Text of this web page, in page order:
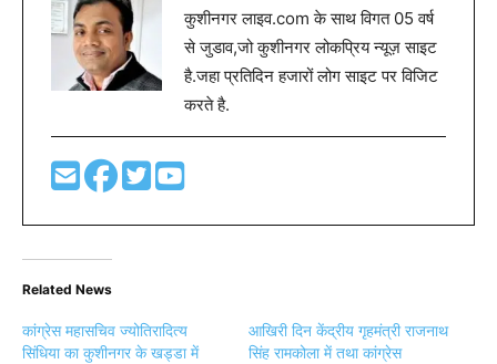
कुशीनगर लाइव.com के साथ विगत 05 वर्ष
से जुडाव,जो कुशीनगर लोकप्रिय न्यूज़ साइट
है.जहा प्रतिदिन हजारों लोग साइट पर विजिट
करते है.
Related News
कांग्रेस महासचिव ज्योतिरादित्य
सिंधिया का कुशीनगर के खड्डा में
आखिरी दिन केंद्रीय गृहमंत्री राजनाथ
सिंह रामकोला में तथा कांग्रेस